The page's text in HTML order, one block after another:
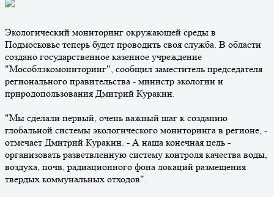
Экологический мониторинг окружающей среды в
Подмосковье теперь будет проводить своя служба. В области
создано государственное казенное учреждение
"Мособлэкомониторинг", сообщил заместитель председателя
регионального правительства - министр экологии и
природопользования Дмитрий Куракин.
"Мы сделали первый, очень важный шаг к созданию
глобальной системы экологического мониторинга в регионе, -
отмечает Дмитрий Куракин. - А наша конечная цель -
организовать разветвленную систему контроля качества воды,
воздуха, почв, радиационного фона локаций размещения
твердых коммунальных отходов".